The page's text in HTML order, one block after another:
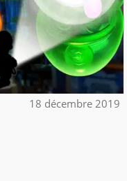
18 décembre 2019